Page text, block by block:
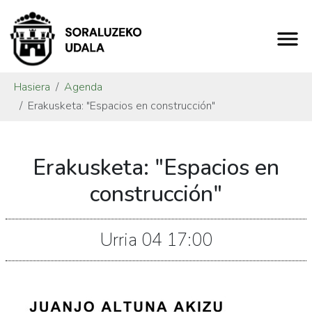
Hasiera
Agenda
Erakusketa: "Espacios en construcción"
espacios-
Erakusketa:
en
2024-
Erakusketa: "Espacios en
construcción"
Urria 04 17:00